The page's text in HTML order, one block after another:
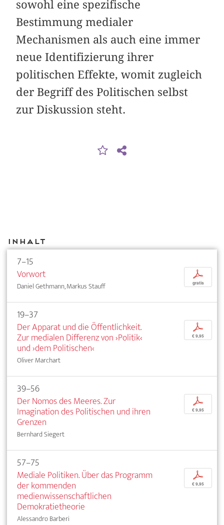
sowohl eine spezifische
Bestimmung medialer
Mechanismen als auch eine immer
neue Identifizierung ihrer
politischen Effekte, womit zugleich
der Begriff des Politischen selbst
zur Diskussion steht.
Inhalt
7–15
Vorwort
Daniel Gethmann, Markus Stauff
p
gratis
19–37
Der Apparat und die Öffentlichkeit.
Zur medialen Differenz von ›Politik‹
und ›dem Politischen‹
Oliver Marchart
p
€ 9,95
39–56
Der Nomos des Meeres. Zur
Imagination des Politischen und ihren
Grenzen
Bernhard Siegert
p
€ 9,95
57–75
Mediale Politiken. Über das Programm
der kommenden
medienwissenschaftlichen
Demokratietheorie
Alessandro Barberi
p
€ 9,95